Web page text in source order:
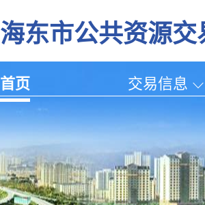
海东市公共资源交
首页 交易信息